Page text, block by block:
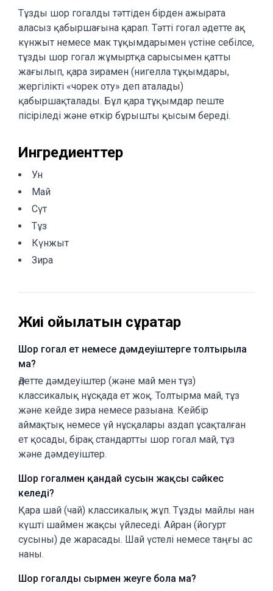
Тұзды шор гогалды тәттіден бірден ажырата
аласыз қабыршағына қарап. Тәтті гогал әдетте ақ
күнжыт немесе мак тұқымдарымен үстіне себілсе,
тұзды шор гогал жұмыртқа сарысымен қатты
жағылып, қара зирамен (нигелла тұқымдары,
жергілікті «чорек оту» деп аталады)
қабыршақталады. Бұл қара тұқымдар пеште
пісіріледі және өткір бұрышты қысым береді.
Ингредиенттер
Ун
Май
Сүт
Тұз
Күнжыт
Зира
Жиі қойылатын сұрақтар
Шор гогал ет немесе дәмдеуіштерге толтырыла
ма?
Әдетте дәмдеуіштер (және май мен тұз)
классикалық нұсқада ет жоқ. Толтырма май, тұз
және кейде зира немесе разыана. Кейбір
аймақтық немесе үй нұсқалары аздап ұсақталған
ет қосады, бірақ стандартты шор гогал май, тұз
және дәмдеуіштер.
Шор гогалмен қандай сусын жақсы сәйкес
келеді?
Қара шай (чай) классикалық жұп. Тұзды майлы нан
күшті шаймен жақсы үйлеседі. Айран (йогурт
сусыны) де жарасады. Шай үстелі немесе таңғы ас
наны.
Шор гогалды сырмен жеуге бола ма?